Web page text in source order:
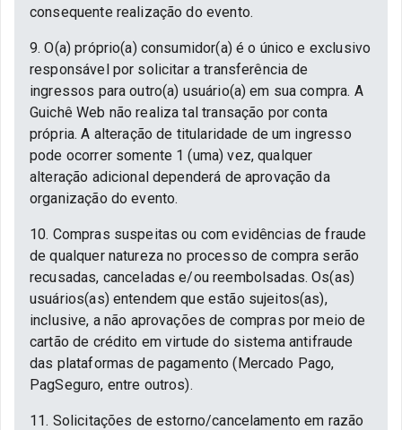
consequente realização do evento.
9. O(a) próprio(a) consumidor(a) é o único e exclusivo
responsável por solicitar a transferência de
ingressos para outro(a) usuário(a) em sua compra. A
Guichê Web não realiza tal transação por conta
própria. A alteração de titularidade de um ingresso
pode ocorrer somente 1 (uma) vez, qualquer
alteração adicional dependerá de aprovação da
organização do evento.
10. Compras suspeitas ou com evidências de fraude
de qualquer natureza no processo de compra serão
recusadas, canceladas e/ou reembolsadas. Os(as)
usuários(as) entendem que estão sujeitos(as),
inclusive, a não aprovações de compras por meio de
cartão de crédito em virtude do sistema antifraude
das plataformas de pagamento (Mercado Pago,
PagSeguro, entre outros).
11. Solicitações de estorno/cancelamento em razão